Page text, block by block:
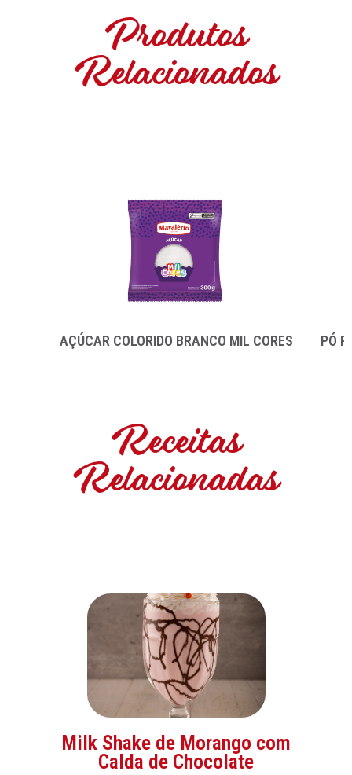
Produtos
Relacionados
AÇÚCAR COLORIDO BRANCO MIL CORES PÓ
Receitas
Relacionadas
Milk Shake de Morango com
Calda de Chocolate